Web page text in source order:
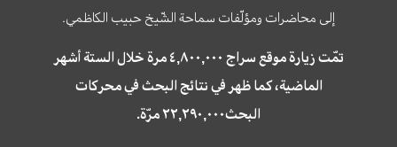
إلى محاضرات ومؤلّفات سماحة الشّيخ حبيب الكاظمي.
تمّت زيارة موقع سراج ٤,٨٠٠,٠٠٠ مرة خلال الستة أشهر
الماضية، كما ظهر في نتائج البحث في محركات
البحث٢٢,٢٩٠,٠٠٠ مرّة.